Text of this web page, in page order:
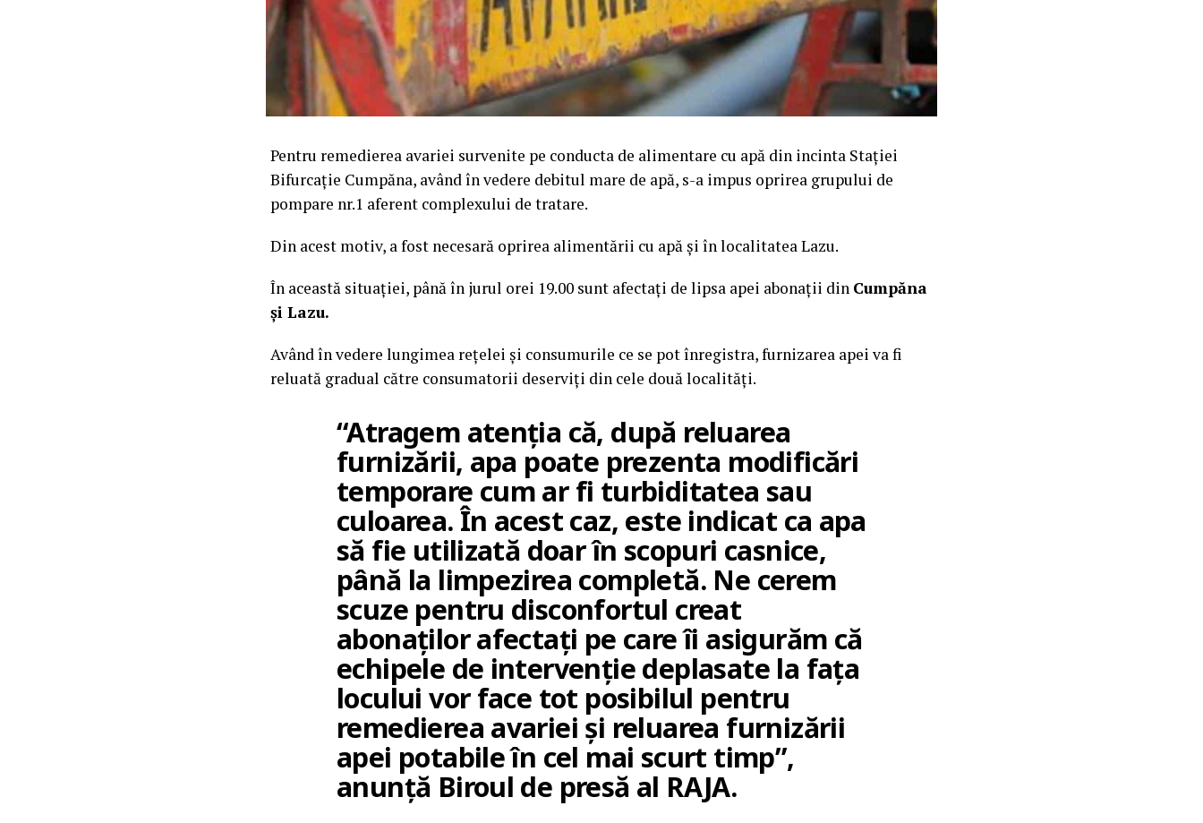
Pentru remedierea avariei survenite pe conducta de alimentare cu apă din incinta Stației
Bifurcație Cumpăna, având în vedere debitul mare de apă, s-a impus oprirea grupului de
pompare nr.1 aferent complexului de tratare.
Din acest motiv, a fost necesară oprirea alimentării cu apă și în localitatea Lazu.
În această situației, până în jurul orei 19.00 sunt afectați de lipsa apei abonații din Cumpăna
și Lazu.
Având în vedere lungimea rețelei și consumurile ce se pot înregistra, furnizarea apei va fi
reluată gradual către consumatorii deserviți din cele două localități.
“Atragem atenția că, după reluarea
furnizării, apa poate prezenta modificări
temporare cum ar fi turbiditatea sau
culoarea. În acest caz, este indicat ca apa
să fie utilizată doar în scopuri casnice,
până la limpezirea completă. Ne cerem
scuze pentru disconfortul creat
abonaților afectați pe care îi asigurăm că
echipele de intervenție deplasate la fața
locului vor face tot posibilul pentru
remedierea avariei și reluarea furnizării
apei potabile în cel mai scurt timp”,
anunță Biroul de presă al RAJA.